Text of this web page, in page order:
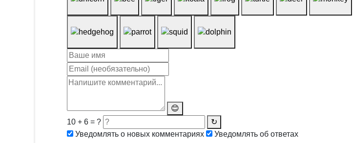
😊
10 + 6 = ?
↻
Уведомлять о новых комментариях
Уведомлять об ответах